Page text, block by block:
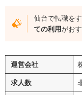
仙台で転職を
ての利用がお
運営会社
求人数